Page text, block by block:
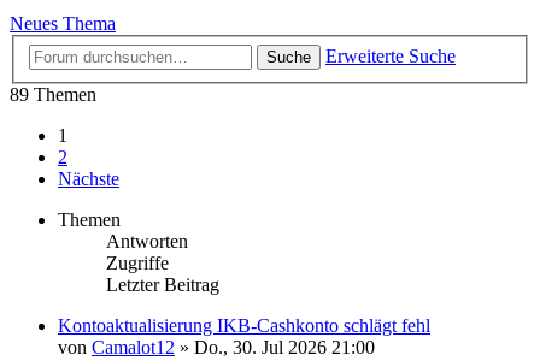
Neues Thema
Suche
Erweiterte Suche
89 Themen
1
2
Nächste
Themen
Antworten
Zugriffe
Letzter Beitrag
Kontoaktualisierung IKB-Cashkonto schlägt fehl
von Camalot12 » Do., 30. Jul 2026 21:00